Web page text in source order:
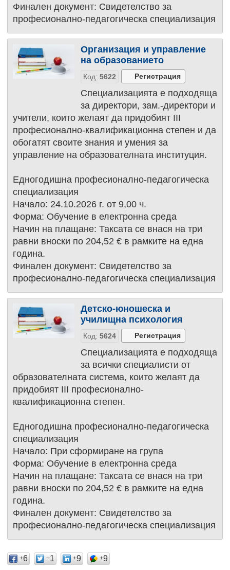
Финален документ: Свидетелство за
професионално-педагогическа специализация
Организация и управление
на образованието
Код: 5622
Специализацията е подходяща
за директори, зам.-директори и
учители, които желаят да придобият III
професионално-квалификационна степен и да
обогатят своите знания и умения за
управление на образователната институция.
Едногодишна професионално-педагогическа
специализация
Начало: 24.10.2026 г. от 9,00 ч.
Форма: Обучение в електронна среда
Начин на плащане: Таксата се внася на три
равни вноски по 204,52 € в рамките на една
година.
Финален документ: Свидетелство за
професионално-педагогическа специализация
Детско-юношеска и
училищна психология
Код: 5624
Специализацията е подходяща
за всички специалисти от
образователната система, които желаят да
придобият III професионално-
квалификационна степен.
Едногодишна професионално-педагогическа
специализация
Начало: При сформиране на група
Форма: Обучение в електронна среда
Начин на плащане: Таксата се внася на три
равни вноски по 204,52 € в рамките на една
година.
Финален документ: Свидетелство за
професионално-педагогическа специализация
+6 +1 +9 +9